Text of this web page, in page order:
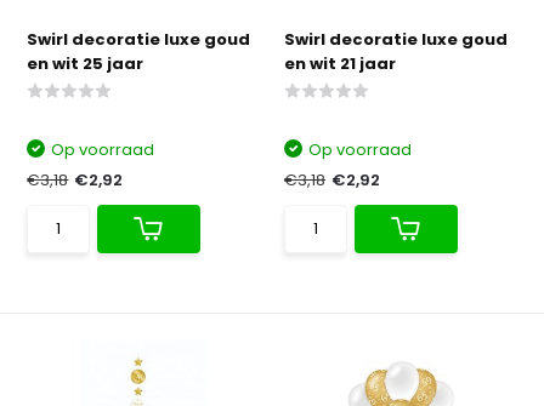
Swirl decoratie luxe goud
en wit 25 jaar
Op voorraad
€3,18 €2,92
Swirl decoratie luxe goud
en wit 21 jaar
Op voorraad
€3,18 €2,92